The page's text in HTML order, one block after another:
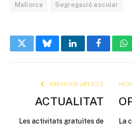
Mallorca Segregació escolar
TwitterBlueskyLinkedInFacebook
PREVIOUS ARTICLE
ACTUALITAT
Les activitats gratuïtes de
La